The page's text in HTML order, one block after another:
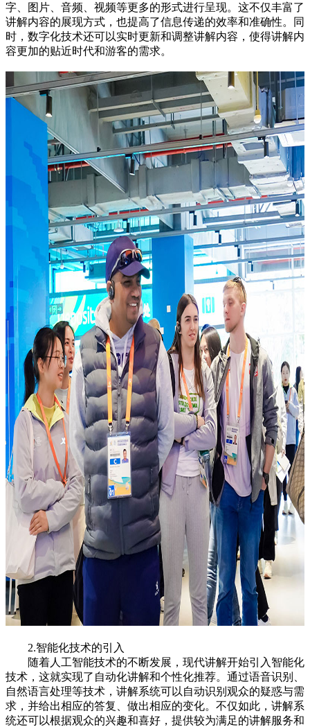
字、图片、音频、视频等更多的形式进行呈现。这不仅丰富了
讲解内容的展现方式，也提高了信息传递的效率和准确性。同
时，数字化技术还可以实时更新和调整讲解内容，使得讲解内
容更加的贴近时代和游客的需求。
2.智能化技术的引入
随着人工智能技术的不断发展，现代讲解开始引入智能化
技术，这就实现了自动化讲解和个性化推荐。通过语音识别、
自然语言处理等技术，讲解系统可以自动识别观众的疑惑与需
求，并给出相应的答复、做出相应的变化。不仅如此，讲解系
统还可以根据观众的兴趣和喜好，提供较为满足的讲解服务和